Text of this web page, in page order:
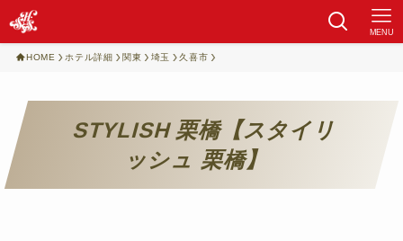
MENU
HOME ホテル詳細 関東 埼玉 久喜市
STYLISH 栗橋【スタイリ
ッシュ 栗橋】